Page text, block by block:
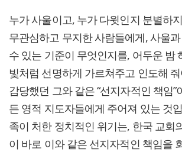
누가 사울이고, 누가 다윗인지 분별하
무관심하고 무지한 사람들에게, 사울
수 있는 기준이 무엇인지를, 어두운 밤
빛처럼 선명하게 가르쳐주고 인도해
감당했던 그와 같은 “선지자적인 책임”
든 영적 지도자들에게 주어져 있는 것
족이 처한 정치적인 위기는, 한국 교회
이 바로 이와 같은 선지자적인 책임을